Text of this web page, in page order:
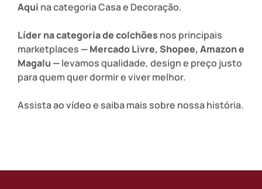
Aqui na categoria Casa e Decoração.
Líder na categoria de colchões nos principais
marketplaces — Mercado Livre, Shopee, Amazon e
Magalu —levamos qualidade, design e preço justo
para quem quer dormir e viver melhor.
Assista ao vídeo e saiba mais sobre nossa história.